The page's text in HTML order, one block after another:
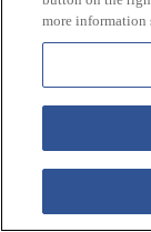
Ver esta
more information